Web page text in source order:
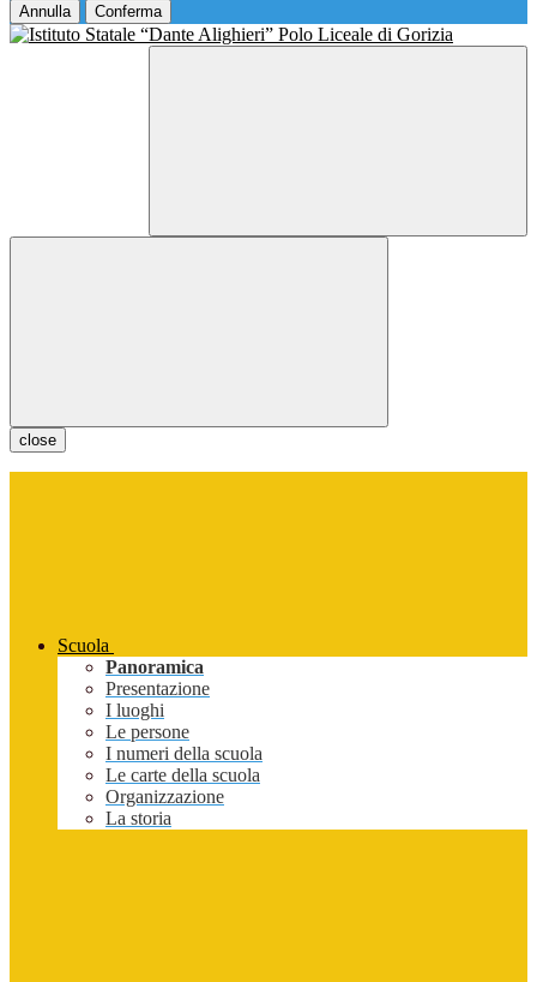
Annulla Conferma
close
Scuola
Panoramica
Presentazione
I luoghi
Le persone
I numeri della scuola
Le carte della scuola
Organizzazione
La storia